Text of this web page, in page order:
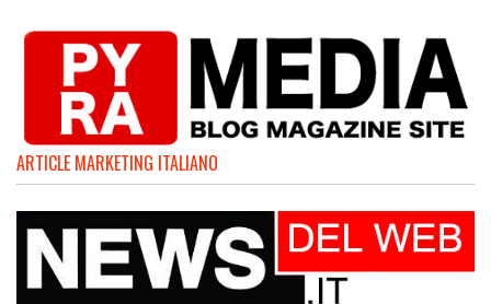
ARTICLE MARKETING ITALIANO